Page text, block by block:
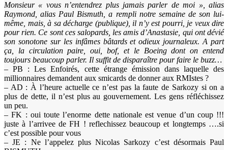
Monsieur « vous n’entendrez plus jamais parler de moi », alias
Raymond, alias Paul Bismuth, a rempli notre semaine de son lui-
même, mais, à sa décharge (publique), il n’y est pourri, je veux dire
pour rien. Ce sont ces salopards, les amis d’Anastasie, qui ont dévié
son sonotone sur les infâmes bâtards et odieux journaleux. A part
ça, la circulation paire, oui, bof, et le Boeing dont on entend
toujours beaucoup parler. Il suffit de disparaître pour faire le buzz…
– PB : Les Enfoirés, cette étrange émission dans laquelle des
millionnaires demandent aux smicards de donner aux RMIstes ?
– AD : À l’heure actuelle ce n’est pas la faute de Sarkozy si on a
plus de dette, il n’est plus au gouvernement. Les gens réfléchissez
un peu.
– FK : oui toute l’enorme dette nationale est venue d’un coup !!!
juste à l’arrivee de FH ! reflechissez beaucoup et longtemps ….si
c’est possible pour vous
– JE : Ne l’appelez plus Nicolas Sarkozy c’est désormais Paul